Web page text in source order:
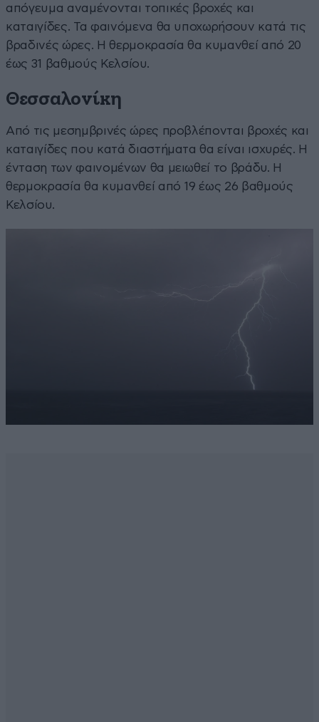
απόγευμα αναμένονται τοπικές βροχές και
καταιγίδες. Τα φαινόμενα θα υποχωρήσουν κατά τις
βραδινές ώρες. Η θερμοκρασία θα κυμανθεί από 20
έως 31 βαθμούς Κελσίου.
Θεσσαλονίκη
Από τις μεσημβρινές ώρες προβλέπονται βροχές και
καταιγίδες που κατά διαστήματα θα είναι ισχυρές. Η
ένταση των φαινομένων θα μειωθεί το βράδυ. Η
θερμοκρασία θα κυμανθεί από 19 έως 26 βαθμούς
Κελσίου.